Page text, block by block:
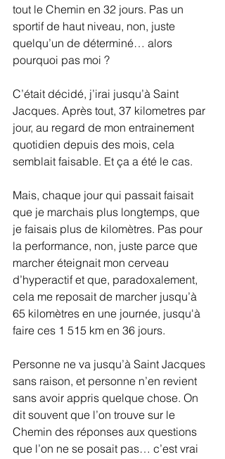
tout le Chemin en 32 jours. Pas un
sportif de haut niveau, non, juste
quelqu’un de déterminé… alors
pourquoi pas moi ?
C’était décidé, j’irai jusqu’à Saint
Jacques. Après tout, 37 kilometres par
jour, au regard de mon entrainement
quotidien depuis des mois, cela
semblait faisable. Et ça a été le cas.
Mais, chaque jour qui passait faisait
que je marchais plus longtemps, que
je faisais plus de kilomètres. Pas pour
la performance, non, juste parce que
marcher éteignait mon cerveau
d’hyperactif et que, paradoxalement,
cela me reposait de marcher jusqu’à
65 kilomètres en une journée, jusqu'à
faire ces 1 515 km en 36 jours.
Personne ne va jusqu’à Saint Jacques
sans raison, et personne n’en revient
sans avoir appris quelque chose. On
dit souvent que l’on trouve sur le
Chemin des réponses aux questions
que l’on ne se posait pas… c’est vrai